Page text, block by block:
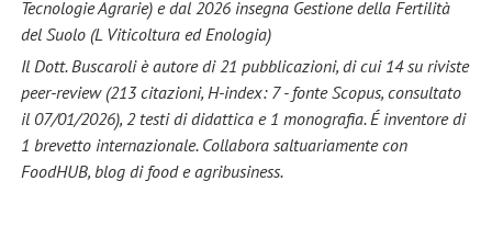
Tecnologie Agrarie) e dal 2026 insegna Gestione della Fertilità
del Suolo (L Viticoltura ed Enologia)
Il Dott. Buscaroli è autore di 21 pubblicazioni, di cui 14 su riviste
peer-review (213 citazioni, H-index: 7 - fonte Scopus, consultato
il 07/01/2026), 2 testi di didattica e 1 monografia. É inventore di
1 brevetto internazionale. Collabora saltuariamente con
FoodHUB, blog di food e agribusiness.